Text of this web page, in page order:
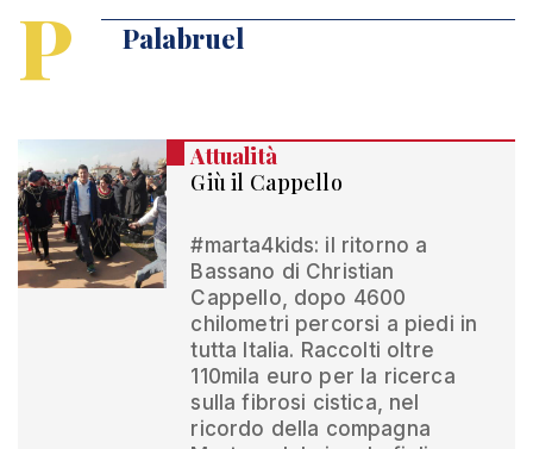
P Palabruel
Attualità
Giù il Cappello
#marta4kids: il ritorno a
Bassano di Christian
Cappello, dopo 4600
chilometri percorsi a piedi in
tutta Italia. Raccolti oltre
110mila euro per la ricerca
sulla fibrosi cistica, nel
ricordo della compagna